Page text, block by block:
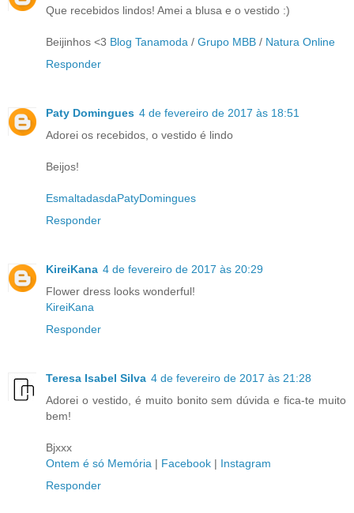
Que recebidos lindos! Amei a blusa e o vestido :)
Beijinhos <3 Blog Tanamoda / Grupo MBB / Natura Online
Responder
Paty Domingues 4 de fevereiro de 2017 às 18:51
Adorei os recebidos, o vestido é lindo
Beijos!
EsmaltadasdaPatyDomingues
Responder
KireiKana 4 de fevereiro de 2017 às 20:29
Flower dress looks wonderful!
KireiKana
Responder
Teresa Isabel Silva 4 de fevereiro de 2017 às 21:28
Adorei o vestido, é muito bonito sem dúvida e fica-te muito
bem!
Bjxxx
Ontem é só Memória | Facebook | Instagram
Responder